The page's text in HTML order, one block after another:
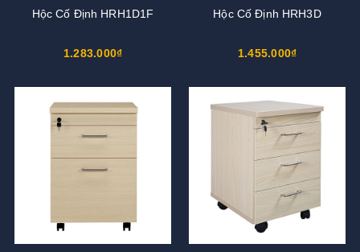
Hộc Cố Định HRH1D1F
1.283.000₫
Hộc Cố Định HRH3D
1.455.000₫